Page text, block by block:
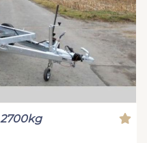
2700kg